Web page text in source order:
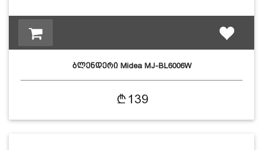
ბლენდერი Midea MJ-BL6006W
139